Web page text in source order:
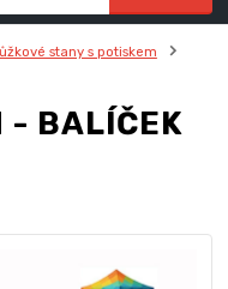
stany s potiskem
- BALÍČEK